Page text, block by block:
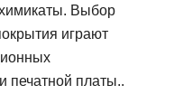
Выбор
играют
печатной платы..